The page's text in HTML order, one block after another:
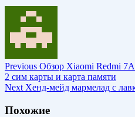
Previous Обзор Xiaomi Redmi
2 сим карты и карта памяти
Next Хенд-мейд мармелад с
Похожие